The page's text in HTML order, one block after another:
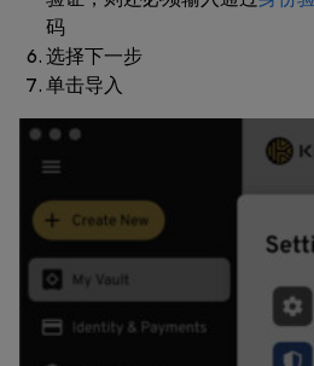
码
选择下一步
单击导入